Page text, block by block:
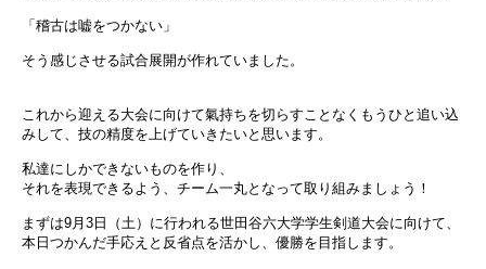
「稽古は嘘をつかない」
そう感じさせる試合展開が作れていました。
これから迎える大会に向けて氣持ちを切らすことなくもうひと追い込
みして、技の精度を上げていきたいと思います。
私達にしかできないものを作り、
それを表現できるよう、チーム一丸となって取り組みましょう！
まずは9月3日（土）に行われる世田谷六大学学生剣道大会に向けて、
本日つかんだ手応えと反省点を活かし、優勝を目指します。